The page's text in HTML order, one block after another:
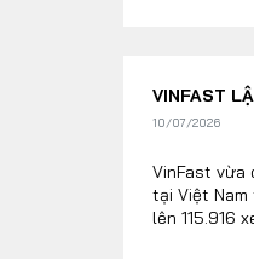
Trung
VINFAST
10/07/2026
VinFast vừa
tại Việt
lên 115.916